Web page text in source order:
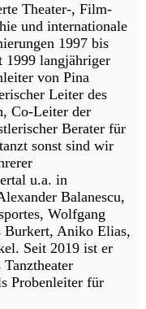
Theater-, Film-
und internationale
1997 bis
1999 langjähriger
von Pina
Leiter des
Co-Leiter der
Berater für
sonst sind wir
u.a. in
Balanescu,
Wolfgang
Burkert, Aniko Elias,
Seit 2019 ist er
Probenleiter für